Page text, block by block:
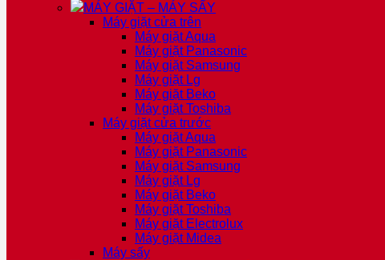
MÁY GIẶT – MÁY SẤY
Máy giặt cửa trên
Máy giặt Aqua
Máy giặt Panasonic
Máy giặt Samsung
Máy giặt Lg
Máy giặt Beko
Máy giặt Toshiba
Máy giặt cửa trước
Máy giặt Aqua
Máy giặt Panasonic
Máy giặt Samsung
Máy giặt Lg
Máy giặt Beko
Máy giặt Toshiba
Máy giặt Electrolux
Máy giặt Midea
Máy sấy